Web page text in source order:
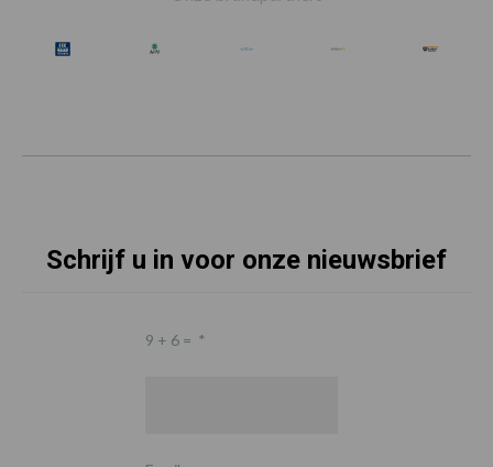
Schrijf u in voor onze nieuwsbrief
9 + 6 = *